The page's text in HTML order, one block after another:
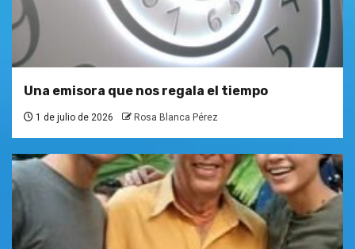
Una emisora que nos regala el tiempo
1 de julio de 2026 Rosa Blanca Pérez